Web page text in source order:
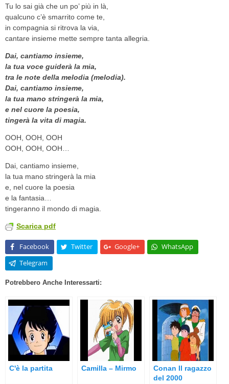
Tu lo sai già che un po’ più in là,
qualcuno c’è smarrito come te,
in compagnia si ritrova la via,
cantare insieme mette sempre tanta allegria.
Dai, cantiamo insieme,
la tua voce guiderà la mia,
tra le note della melodia (melodia).
Dai, cantiamo insieme,
la tua mano stringerà la mia,
e nel cuore la poesia,
tingerà la vita di magia.
OOH, OOH, OOH
OOH, OOH, OOH…
Dai, cantiamo insieme,
la tua mano stringerà la mia
e, nel cuore la poesia
e la fantasia…
tingeranno il mondo di magia.
Scarica pdf
Facebook Twitter Google+
WhatsApp
Telegram
Potrebbero Anche Interessarti:
C'è la partita Camilla – Mirmo
Conan Il ragazzo
del 2000